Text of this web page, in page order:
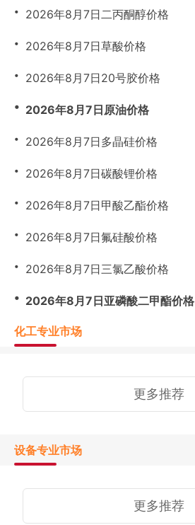
・ 2026年8月7日二丙酮醇价格
・ 2026年8月7日草酸价格
・ 2026年8月7日20号胶价格
・ 2026年8月7日原油价格
・ 2026年8月7日多晶硅价格
・ 2026年8月7日碳酸锂价格
・ 2026年8月7日甲酸乙酯价格
・ 2026年8月7日氟硅酸价格
・ 2026年8月7日三氯乙酸价格
・ 2026年8月7日亚磷酸二甲酯价格
化工专业市场
更多推荐
设备专业市场
更多推荐